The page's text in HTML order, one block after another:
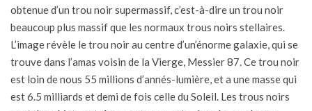
obtenue d’un trou noir supermassif, c’est-à-dire un trou noir
beaucoup plus massif que les normaux trous noirs stellaires.
L’image révèle le trou noir au centre d’un’énorme galaxie, qui se
trouve dans l’amas voisin de la Vierge, Messier 87. Ce trou noir
est loin de nous 55 millions d’annés-lumière, et a une masse qui
est 6.5 milliards et demi de fois celle du Soleil. Les trous noirs